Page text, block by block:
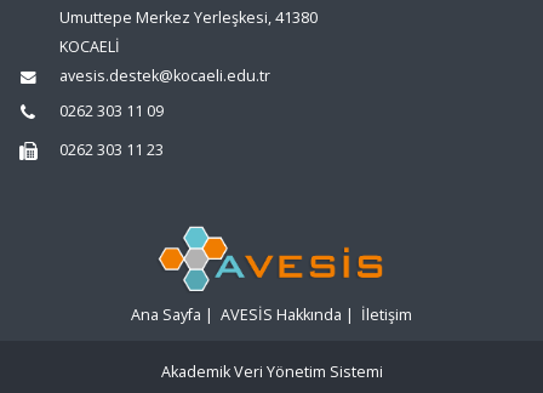
Umuttepe Merkez Yerleşkesi, 41380
KOCAELİ
avesis.destek@kocaeli.edu.tr
0262 303 11 09
0262 303 11 23
Ana Sayfa | AVESİS Hakkında | İletişim
Akademik Veri Yönetim Sistemi